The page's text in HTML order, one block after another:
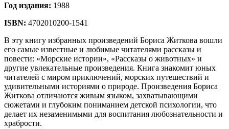
Год издания: 1988
ISBN: 4702010200-1541
В эту книгу избранных произведений Бориса Житкова вошли
его самые известные и любимые читателями рассказы и
повести: «Морские истории», «Рассказы о животных» и
другие увлекательные произведения. Книга знакомит юных
читателей с миром приключений, морских путешествий и
удивительными историями о природе. Произведения Бориса
Житкова отличаются живым языком, захватывающими
сюжетами и глубоким пониманием детской психологии, что
делает их незаменимыми для воспитания любознательности и
храбрости.